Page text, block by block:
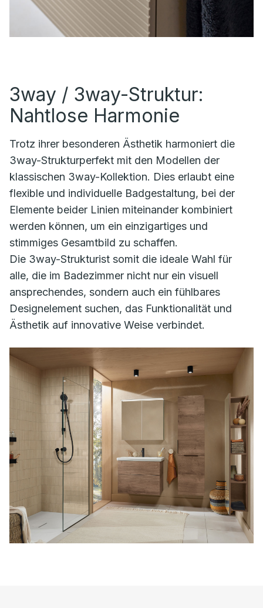
3way / 3way-Struktur:
Nahtlose Harmonie
Trotz ihrer besonderen Ästhetik harmoniert die
3way-Strukturperfekt mit den Modellen der
klassischen 3way-Kollektion. Dies erlaubt eine
flexible und individuelle Badgestaltung, bei der
Elemente beider Linien miteinander kombiniert
werden können, um ein einzigartiges und
stimmiges Gesamtbild zu schaffen.
Die 3way-Strukturist somit die ideale Wahl für
alle, die im Badezimmer nicht nur ein visuell
ansprechendes, sondern auch ein fühlbares
Designelement suchen, das Funktionalität und
Ästhetik auf innovative Weise verbindet.